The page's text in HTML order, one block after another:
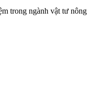
trong ngành vật tư nông